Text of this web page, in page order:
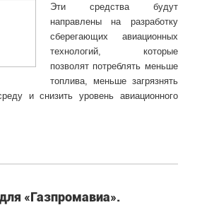
Эти средства будут
направлены на разработку
сберегающих авиационных
технологий, которые
позволят потреблять меньше
топлива, меньше загрязнять
и снизить уровень авиационного
«Газпромавиа».